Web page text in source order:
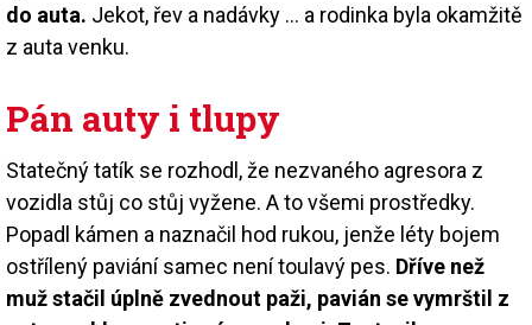
do auta. Jekot, řev a nadávky ... a rodinka byla okamžitě
z auta venku.
Pán auty i tlupy
Statečný tatík se rozhodl, že nezvaného agresora z
vozidla stůj co stůj vyžene. A to všemi prostředky.
Popadl kámen a naznačil hod rukou, jenže léty bojem
ostřílený paviání samec není toulavý pes. Dříve než
muž stačil úplně zvednout paži, pavián se vymrštil z